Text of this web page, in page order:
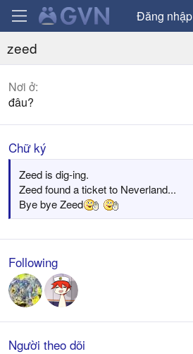
Đăng nhập
zeed
Nơi ở
đâu?
Chữ ký
Zeed is dig-ing.
Zeed found a ticket to Neverland...
Bye bye Zeed
Following
Người theo dõi